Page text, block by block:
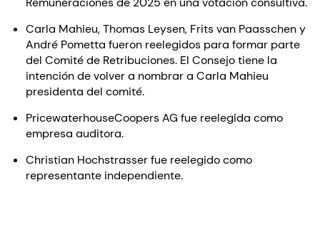
Carla Mahieu, Thomas Leysen, Frits van Paasschen y
André Pometta fueron reelegidos para formar parte
del Comité de Retribuciones. El Consejo tiene la
intención de volver a nombrar a Carla Mahieu
presidenta del comité.
PricewaterhouseCoopers AG fue reelegida como
empresa auditora.
Christian Hochstrasser fue reelegido como
representante independiente.